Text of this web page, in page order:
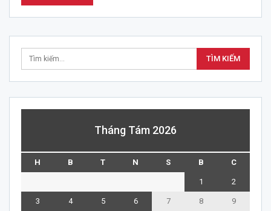
Tháng Tám 2026
H B T N S B C
1 2
3 4 5 6 7 8 9